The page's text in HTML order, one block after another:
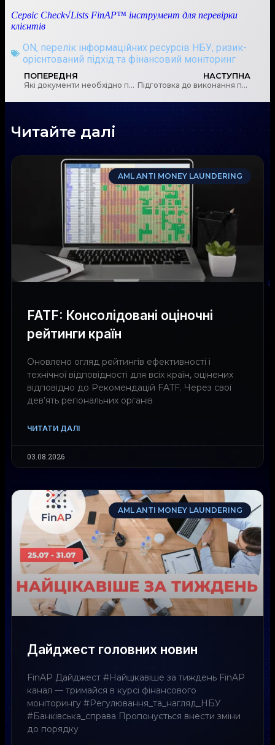
Сервіс Check√Lists FinAP™ інструмент для перевірки
клієнтів
ON, перелік інформаційних ресурсів НБУ, ризик-
орієнтований підхід та фінансовий моніторинг
ПОПЕРЕДНЯ
Які документи необхідно подавати учасникам небанківського ринку при розкритті інформації про свою структуру власності?
НАСТУПНА
Підготовка до виконання положень Угоди між Урядом України та США щодо поліпшення виконання податкових правил
Читайте далі
AML ANTI MONEY LAUNDERING
FATF: Консолідовані оціночні
рейтинги країн
Оновлено огляд рейтингів ефективності і
технічної відповідності для всіх країн, оцінених
відповідно до Рекомендацій FATF. Через свої
дев’ять регіональних органів
ЧИТАТИ ДАЛІ
03.08.2026
AML ANTI MONEY LAUNDERING
Дайджест головних новин
FinAP Дайджест #Найцікавіше за тиждень FinAP
канал — тримайся в курсі фінансового
моніторингу #Регулювання_та_нагляд_НБУ
#Банківська_справа Пропонується внести зміни
до порядку